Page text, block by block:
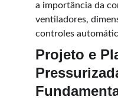
a importância da
ventiladores,
controles
Projeto e